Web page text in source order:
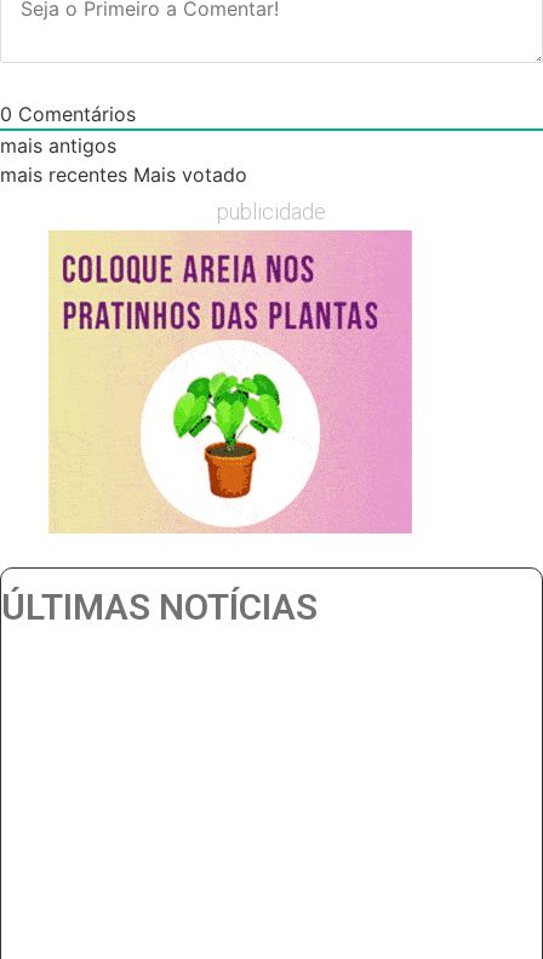
0 Comentários
mais antigos
mais recentes Mais votado
publicidade
ÚLTIMAS NOTÍCIAS